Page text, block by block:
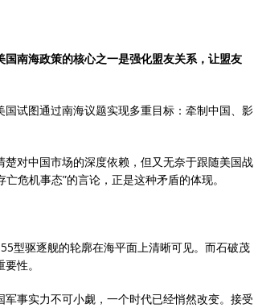
国南海政策的核心之一是强化盟友关系，让盟友
试图通过南海议题实现多重目标：牵制中国、影
对中国市场的深度依赖，但又无奈于跟随美国战
危机事态”的言论，正是这种矛盾的体现。
型驱逐舰的轮廓在海平面上清晰可见。而石破茂
性。
事实力不可小觑，一个时代已经悄然改变。接受